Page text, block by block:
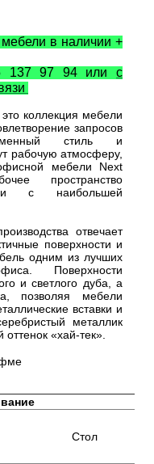
в наличии +
137 97 94 или с
коллекция мебели
запросов
стиль и
рабочую атмосферу,
мебели Next
пространство
и с наибольшей
отвечает
поверхности и
одним из лучших
Поверхности
и светлого дуба, а
позволяя мебели
вставки и
металлик
«хай-тек».
Стол